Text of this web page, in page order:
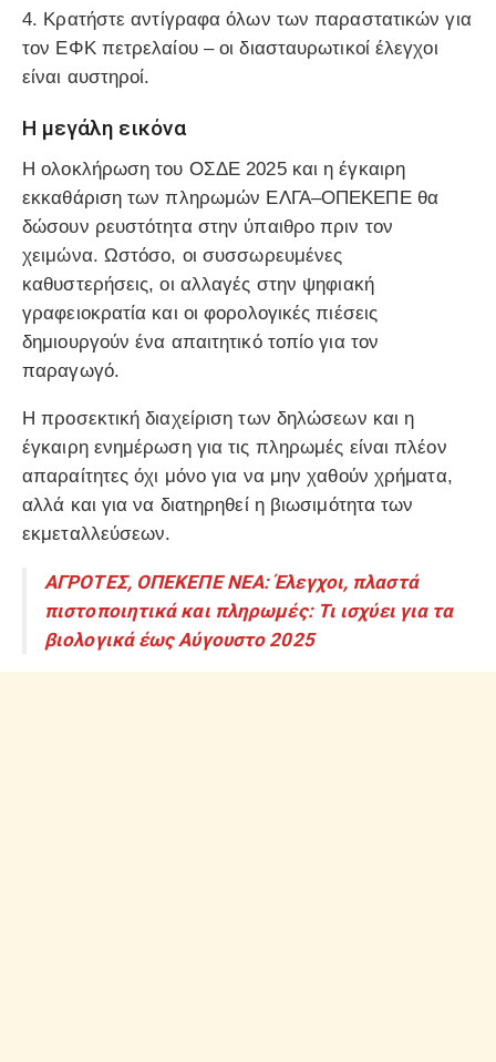
4. Κρατήστε αντίγραφα όλων των παραστατικών για
τον ΕΦΚ πετρελαίου – οι διασταυρωτικοί έλεγχοι
είναι αυστηροί.
Η μεγάλη εικόνα
Η ολοκλήρωση του ΟΣΔΕ 2025 και η έγκαιρη
εκκαθάριση των πληρωμών ΕΛΓΑ–ΟΠΕΚΕΠΕ θα
δώσουν ρευστότητα στην ύπαιθρο πριν τον
χειμώνα. Ωστόσο, οι συσσωρευμένες
καθυστερήσεις, οι αλλαγές στην ψηφιακή
γραφειοκρατία και οι φορολογικές πιέσεις
δημιουργούν ένα απαιτητικό τοπίο για τον
παραγωγό.
Η προσεκτική διαχείριση των δηλώσεων και η
έγκαιρη ενημέρωση για τις πληρωμές είναι πλέον
απαραίτητες όχι μόνο για να μην χαθούν χρήματα,
αλλά και για να διατηρηθεί η βιωσιμότητα των
εκμεταλλεύσεων.
ΑΓΡΟΤΕΣ, ΟΠΕΚΕΠΕ ΝΕΑ: Έλεγχοι, πλαστά
πιστοποιητικά και πληρωμές: Τι ισχύει για τα
βιολογικά έως Αύγουστο 2025